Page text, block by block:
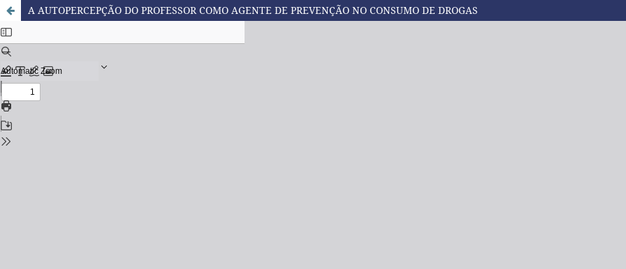
A AUTOPERCEPÇÃO DO PROFESSOR COMO AGENTE DE PREVENÇÃO NO CONSUMO DE DROGAS